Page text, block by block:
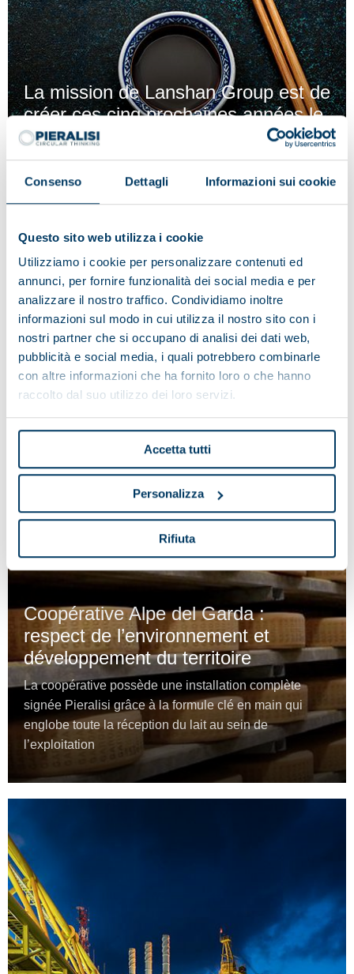
Consenso Dettagli Informazioni sui cookie
Questo sito web utilizza i cookie
Utilizziamo i cookie per personalizzare contenuti ed
annunci, per fornire funzionalità dei social media e per
analizzare il nostro traffico. Condividiamo inoltre
informazioni sul modo in cui utilizza il nostro sito con i
nostri partner che si occupano di analisi dei dati web,
pubblicità e social media, i quali potrebbero combinarle
con altre informazioni che ha fornito loro o che hanno
raccolto dal suo utilizzo dei loro servizi.
Accetta tutti
Personalizza
Rifiuta
La mission de Lanshan Group est de
créer ces cinq prochaines années le
plus grand site de production de
protéines de soja sans OGM en
Chine.
Afin de pouvoir offrir un service d’assistance spécial à
de l’usine, ce qui lui permet de couvrir l’ensemble de
la zone Asie-Pacifique.
Coopérative Alpe del Garda :
respect de l’environnement et
développement du territoire
La coopérative possède une installation complète
signée Pieralisi grâce à la formule clé en main qui
englobe toute la réception du lait au sein de
l’exploitation